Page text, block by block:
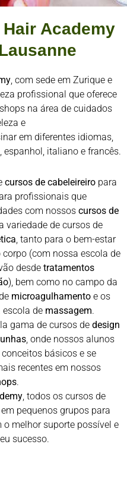
Academy
, com sede em Zurique e
profissional que oferece
na área de cuidados
e
em diferentes idiomas,
italiano e francês.
cursos de cabeleireiro para
profissionais que
com nossoscursos de
variedade de cursos de
, tanto para o bem-estar
(com nossa escola de
desde tratamentos
), bem como no campo da
microagulhamento e os
de massagem.
gama de cursos de design
, onde nossos alunos
básicos e se
recentes em nossos
.
, todos os cursos de
pequenos grupos para
melhor suporte possível e
sucesso.